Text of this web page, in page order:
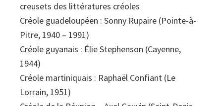
creusets des littératures créoles
Créole guadeloupéen : Sonny Rupaire (Pointe-à-
Pitre, 1940 – 1991)
Créole guyanais : Élie Stephenson (Cayenne,
1944)
Créole martiniquais : Raphaël Confiant (Le
Lorrain, 1951)